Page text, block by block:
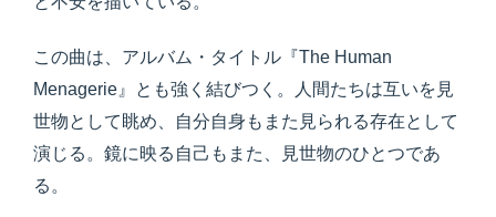
この曲は、アルバム・タイトル『The Human
Menagerie』とも強く結びつく。人間たちは互いを見
世物として眺め、自分自身もまた見られる存在として
演じる。鏡に映る自己もまた、見世物のひとつであ
る。